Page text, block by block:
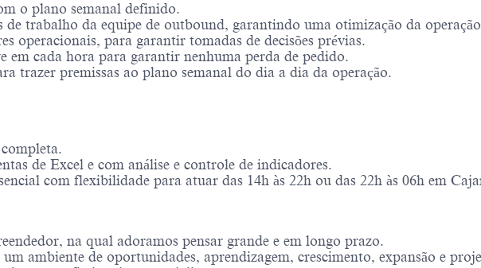
o plano semanal definido.
de trabalho da equipe de outbound, garantindo uma otimização da
operacionais, para garantir tomadas de decisões prévias.
cada hora para garantir nenhuma perda de pedido.
trazer premissas ao plano semanal do dia a dia da operação.
de Excel e com análise e controle de indicadores.
com flexibilidade para atuar das 14h às 22h ou das 22h às 06h em
na qual adoramos pensar grande e em longo prazo.
ambiente de oportunidades, aprendizagem, crescimento, expansão e